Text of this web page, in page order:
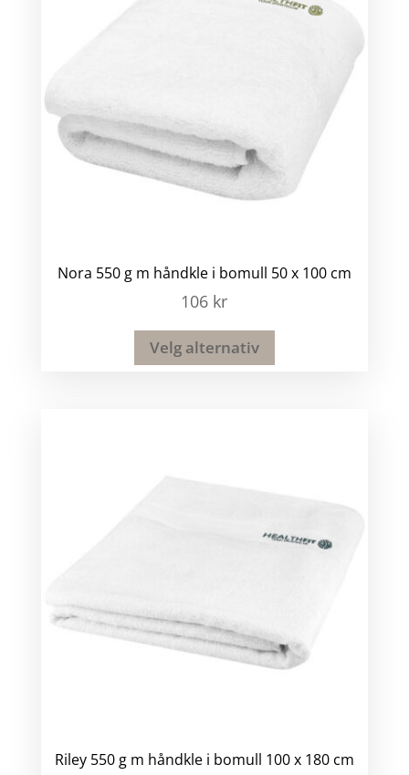
Nora 550 g m håndkle i bomull 50 x 100 cm
106 kr
Velg alternativ
Riley 550 g m håndkle i bomull 100 x 180 cm